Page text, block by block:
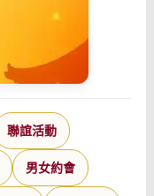
聯誼活動
男女約會